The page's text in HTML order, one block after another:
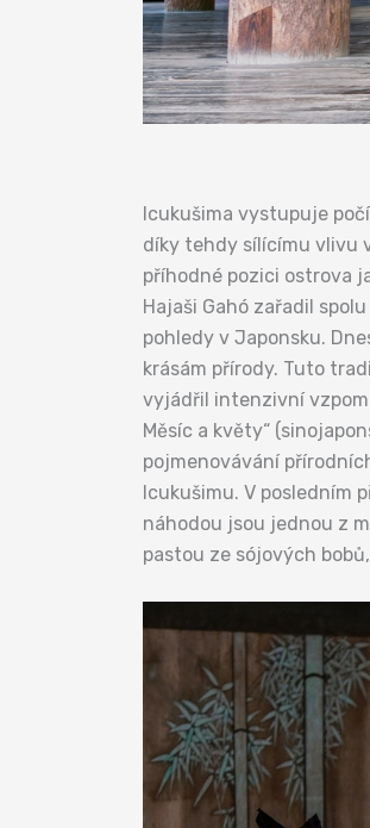
Icukušima vystupuje
díky tehdy sílícímu vlivu
příhodné pozici ostrova
Hajaši Gahó zařadil
pohledy v Japonsku.
krásám přírody. Tuto
vyjádřil intenzivní
Měsíc a květy“
pojmenovávání
Icukušimu. V posledním
náhodou jsou jednou z
pastou ze sójových